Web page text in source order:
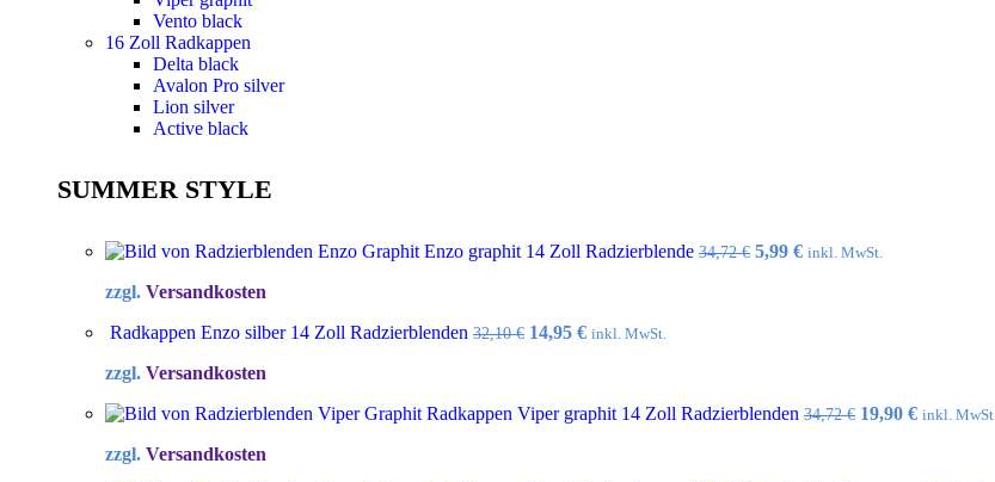
Vento black
16 Zoll Radkappen
Delta black
Avalon Pro silver
Lion silver
Active black
SUMMER STYLE
Enzo graphit 14 Zoll Radzierblende 34,72€ Ursprünglicher
5,99 €Aktueller
inkl. MwSt.
zzgl. Versandkosten
Radkappen Enzo silber 14 Zoll Radzierblenden 32,10€ Ursprünglicher
14,95 €Aktueller
inkl. MwSt.
zzgl. Versandkosten
Radkappen Viper graphit 14 Zoll Radzierblenden 34,72€ Ursprünglicher
19,90 €Aktueller
inkl. MwSt.
zzgl. Versandkosten